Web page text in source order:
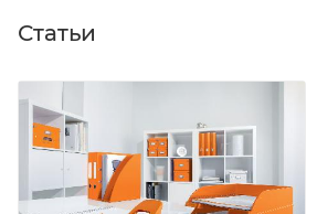
Статьи